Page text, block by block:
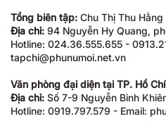
Tổng biên tập: Chu Thị Thu Hằng
Địa chỉ: 94 Nguyễn Hy Quang,
Hotline: 024.36.555.655 -
tapchi@phunumoi.net.vn
Văn phòng đại diện tại TP. Hồ
Địa chỉ: Số 7-9 Nguyễn Bỉnh
Hotline: 0919.797.579 - Email: